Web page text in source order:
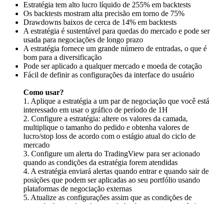
Estratégia tem alto lucro líquido de 255% em backtests
Os backtests mostram alta precisão em torno de 75%
Drawdowns baixos de cerca de 14% em backtests
A estratégia é sustentável para quedas do mercado e pode ser
usada para negociações de longo prazo
A estratégia fornece um grande número de entradas, o que é
bom para a diversificação
Pode ser aplicado a qualquer mercado e moeda de cotação
Fácil de definir as configurações da interface do usuário
Como usar?
1. Aplique a estratégia a um par de negociação que você está
interessado em usar o gráfico de período de 1H
2. Configure a estratégia: altere os valores da camada,
multiplique o tamanho do pedido e obtenha valores de
lucro/stop loss de acordo com o estágio atual do ciclo de
mercado
3. Configure um alerta do TradingView para ser acionado
quando as condições da estratégia forem atendidas
4. A estratégia enviará alertas quando entrar e quando sair de
posições que podem ser aplicadas ao seu portfólio usando
plataformas de negociação externas
5. Atualize as configurações assim que as condições de